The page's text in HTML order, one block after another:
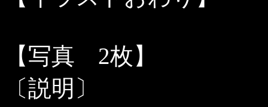
【写真 2枚】
〔説明〕